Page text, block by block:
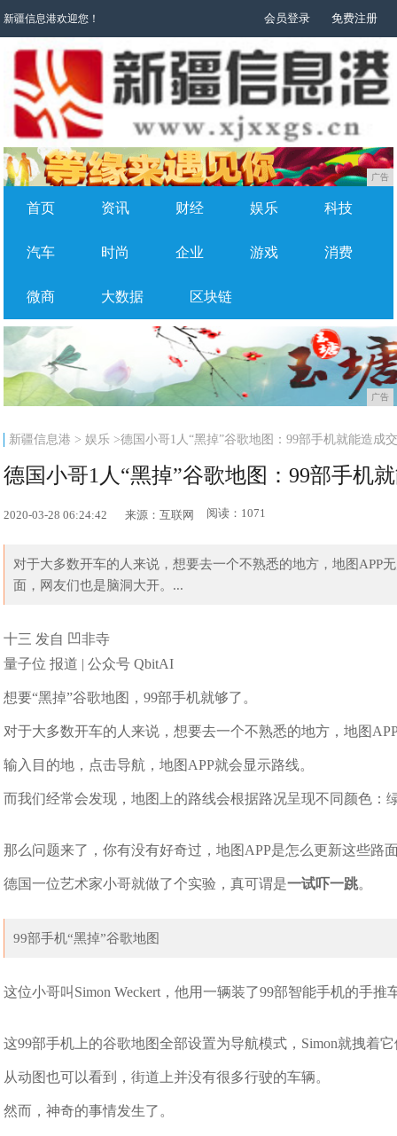
新疆信息港欢迎您！ 会员登录 免费注册
广告
首页 资讯 财经 娱乐 科技
汽车 时尚 企业 游戏 消费
微商 大数据 区块链
广告
新疆信息港 >娱乐 >德国小哥1人“黑掉”谷歌地图：99部手机就能造成
德国小哥1人“黑掉”谷歌地图：99部手机
2020-03-28 06:24:42 来源：互联网 阅读：1071
对于大多数开车的人来说，想要去一个不熟悉的地方，地图APP
面，网友们也是脑洞大开。...
十三 发自 凹非寺
量子位 报道 | 公众号 QbitAI
想要“黑掉”谷歌地图，99部手机就够了。
对于大多数开车的人来说，想要去一个不熟悉的地方，地图
输入目的地，点击导航，地图APP就会显示路线。
而我们经常会发现，地图上的路线会根据路况呈现不同颜色：
那么问题来了，你有没有好奇过，地图APP是怎么更新这些路
德国一位艺术家小哥就做了个实验，真可谓是一试吓一跳。
99部手机“黑掉”谷歌地图
这位小哥叫Simon Weckert，他用一辆装了99部智能手机的手推
这99部手机上的谷歌地图全部设置为导航模式，Simon就拽着
从动图也可以看到，街道上并没有很多行驶的车辆。
然而，神奇的事情发生了。